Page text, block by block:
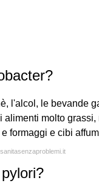
l'alcol, le bevande
molto
formaggi e cibi